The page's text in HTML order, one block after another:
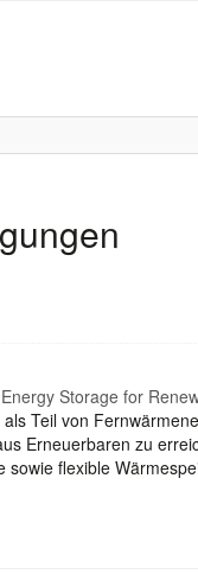
Storage for
Teil von
Erneuerbaren zu
sowie flexible